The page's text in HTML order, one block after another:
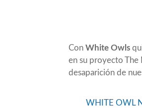
Con White Owls
en su proyecto The
desaparición de
WHITE OWL